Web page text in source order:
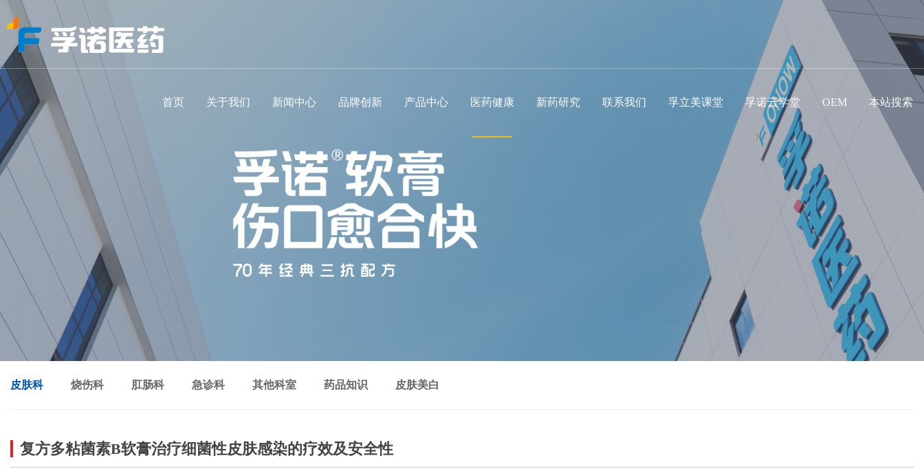
首页 关于我们 新闻中心 品牌创新 产品中心 医药健康 新药研究 联系我们 孚立美课堂 孚诺云学堂 OEM 本站搜索
皮肤科 烧伤科 肛肠科 急诊科 其他科室 药品知识 皮肤美白
复方多粘菌素B软膏治疗细菌性皮肤感染的疗效及安全性